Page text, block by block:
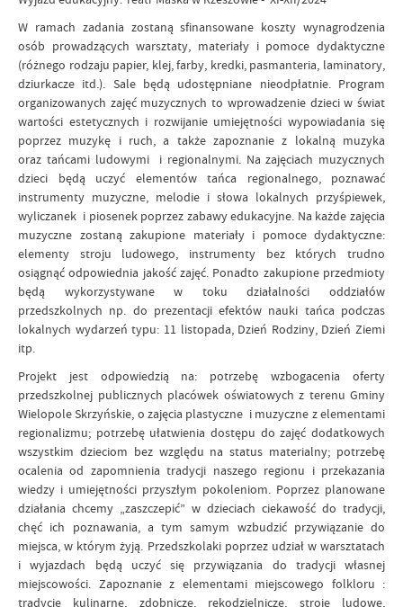
W ramach zadania zostaną sfinansowane koszty wynagrodzenia
osób prowadzących warsztaty, materiały i pomoce dydaktyczne
(różnego rodzaju papier, klej, farby, kredki, pasmanteria, laminatory,
dziurkacze itd.). Sale będą udostępniane nieodpłatnie. Program
organizowanych zajęć muzycznych to wprowadzenie dzieci w świat
wartości estetycznych i rozwijanie umiejętności wypowiadania się
poprzez muzykę i ruch, a także zapoznanie z lokalną muzyka
oraz tańcami ludowymi i regionalnymi. Na zajęciach muzycznych
dzieci będą uczyć elementów tańca regionalnego, poznawać
instrumenty muzyczne, melodie i słowa lokalnych przyśpiewek,
wyliczanek i piosenek poprzez zabawy edukacyjne. Na każde zajęcia
muzyczne zostaną zakupione materiały i pomoce dydaktyczne:
elementy stroju ludowego, instrumenty bez których trudno
osiągnąć odpowiednia jakość zajęć. Ponadto zakupione przedmioty
będą wykorzystywane w toku działalności oddziałów
przedszkolnych np. do prezentacji efektów nauki tańca podczas
lokalnych wydarzeń typu: 11 listopada, Dzień Rodziny, Dzień Ziemi
itp.
Projekt jest odpowiedzią na: potrzebę wzbogacenia oferty
przedszkolnej publicznych placówek oświatowych z terenu Gminy
Wielopole Skrzyńskie, o zajęcia plastyczne i muzyczne z elementami
regionalizmu; potrzebę ułatwienia dostępu do zajęć dodatkowych
wszystkim dzieciom bez względu na status materialny; potrzebę
ocalenia od zapomnienia tradycji naszego regionu i przekazania
wiedzy i umiejętności przyszłym pokoleniom. Poprzez planowane
działania chcemy „zaszczepić” w dzieciach ciekawość do tradycji,
chęć ich poznawania, a tym samym wzbudzić przywiązanie do
miejsca, w którym żyją. Przedszkolaki poprzez udział w warsztatach
i wyjazdach będą uczyć się przywiązania do tradycji własnej
miejscowości. Zapoznanie z elementami miejscowego folkloru :
tradycje kulinarne, zdobnicze, rękodzielnicze, stroje ludowe,